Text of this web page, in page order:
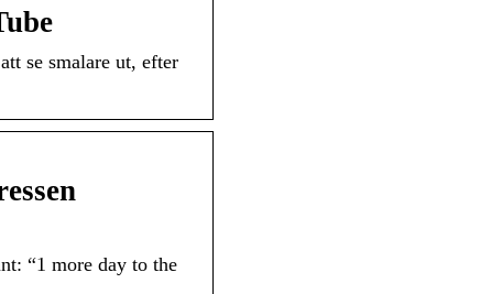
se smalare ut, efter
“1 more day to the